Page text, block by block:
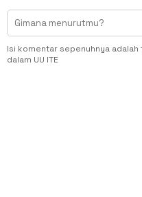
Isi komentar sepenuhnya
dalam UU ITE